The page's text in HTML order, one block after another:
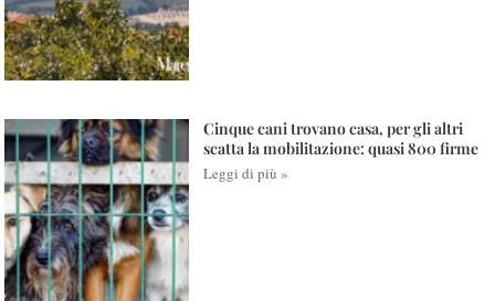
Cinque cani trovano casa, per gli altri
scatta la mobilitazione: quasi 800 firme
Leggi di più »